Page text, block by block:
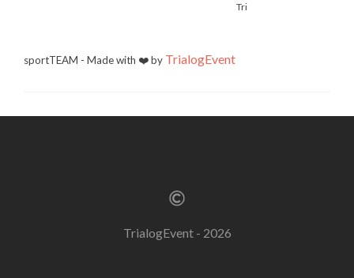
Tri
sportTEAM - Made with ❤️ by TrialogEvent
TrialogEvent - 2026